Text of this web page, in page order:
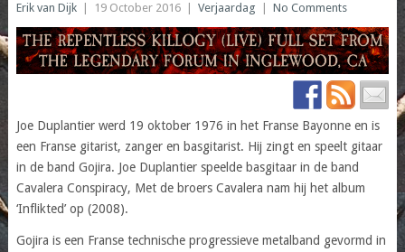
Erik van Dijk 19 October 2016 Verjaardag No Comments
Joe Duplantier werd 19 oktober 1976 in het Franse Bayonne en is
een Franse gitarist, zanger en basgitarist. Hij zingt en speelt gitaar
in de band Gojira. Joe Duplantier speelde basgitaar in de band
Cavalera Conspiracy, Met de broers Cavalera nam hij het album
‘Inflikted’ op (2008).
Gojira is een Franse technische progressieve metalband gevormd in